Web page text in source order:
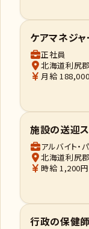
ケアマネジャ
正社員
北海道利尻
月給
施設の送迎
アルバイト・
北海道利尻
時給 1,200
行政の保健師